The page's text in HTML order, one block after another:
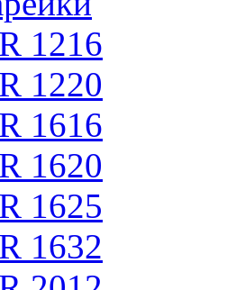
1216
1220
1616
1620
1625
1632